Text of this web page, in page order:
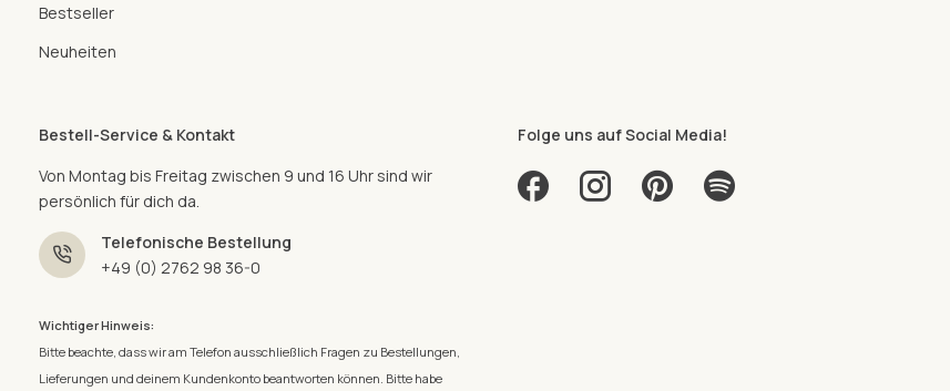
Bestseller
Neuheiten
Bestell-Service & Kontakt
Von Montag bis Freitag zwischen 9 und 16 Uhr sind wir
persönlich für dich da.
Telefonische Bestellung
+49 (0) 2762 98 36-0
Wichtiger Hinweis:
Bitte beachte, dass wir am Telefon ausschließlich Fragen zu Bestellungen,
Lieferungen und deinem Kundenkonto beantworten können. Bitte habe
Folge uns auf Social Media!